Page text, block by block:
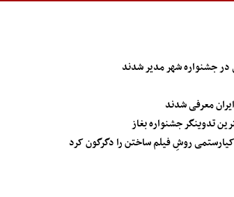
در جشنواره شهر مدیر شدند
معرفی شدند
تدوینگر جشنواره بغاز
روشِ فیلم ساختن را دگرگون کرد